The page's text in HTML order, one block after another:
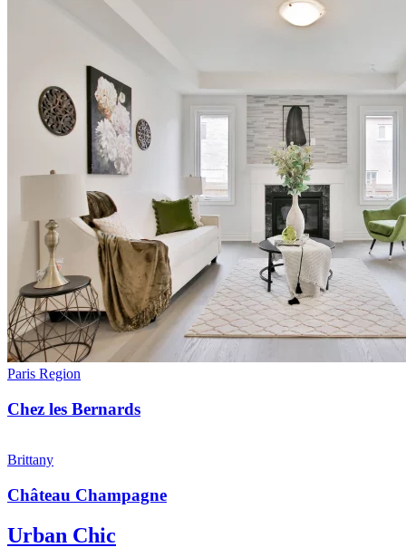
Paris Region
Chez les Bernards
Brittany
Château Champagne
Urban Chic